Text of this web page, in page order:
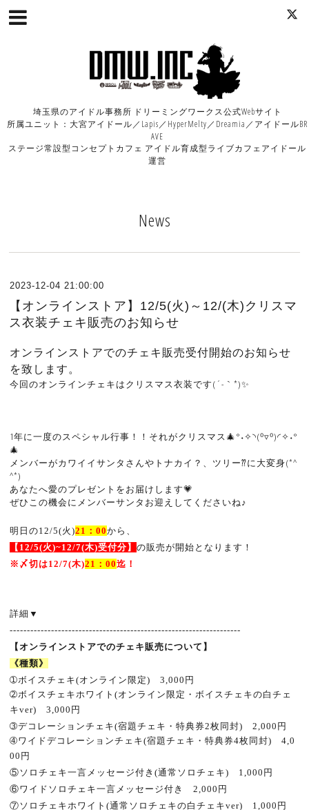
埼玉県のアイドル事務所 ドリーミングワークス公式Webサイト
所属ユニット：大宮アイドール／Lapis／HyperMelty／Dreamia／アイドールBR
AVE
ステージ常設型コンセプトカフェ アイドル育成型ライブカフェアイドール
運営
News
2023-12-04 21:00:00
【オンラインストア】12/5(火)～12/(木)クリスマ
ス衣装チェキ販売のお知らせ
オンラインストアでのチェキ販売受付開始のお知らせ
を致します。
今回のオンラインチェキはクリスマス衣装です(´-｀*)✨
1年に一度のスペシャル行事！！それがクリスマス🎄°˖✧◝(⁰▿⁰)◜✧˖°
🎄
メンバーがカワイイサンタさんやトナカイ？、ツリー⁇に大変身(*^
^*)
あなたへ愛のプレゼントをお届けします💗
ぜひこの機会にメンバーサンタお迎えしてくださいね♪
明日の12/5(火)21 ：00から、
【12/5(火)~12/7(木)受付分】の販売が開始となります！
※ 〆切は12/7(木)21 ：00迄！
詳細 ▼
-------------------------------------------------------------------
【オンラインストアでのチェキ販売について】
《種類》
➀ボイスチェキ(オンライン限定) 3,000 円
➁ボイスチェキホワイト(オンライン限定・ボイスチェキの白チェ
キver) 3,000 円
➂デコレーションチェキ(宿題チェキ・特典券2枚同封) 2,000 円
➃ワイドデコレーションチェキ(宿題チェキ・特典券4枚同封)
4,0
00 円
⑤ ソロチェキ一言メッセージ付き(通常ソロチェキ) 1,000 円
⑥ワイドソロチェキ一言メッセージ付き2,000 円
⑦ ソロチェキホワイト(通常ソロチェキの白チェキver) 1,000 円